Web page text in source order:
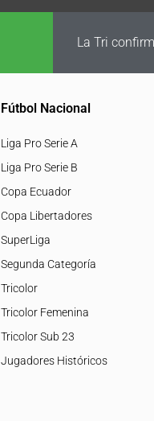
La Tri
Fútbol Nacional
Liga Pro Serie A
Liga Pro Serie B
Copa Ecuador
Copa Libertadores
SuperLiga
Segunda Categoría
Tricolor
Tricolor Femenina
Tricolor Sub 23
Jugadores Históricos